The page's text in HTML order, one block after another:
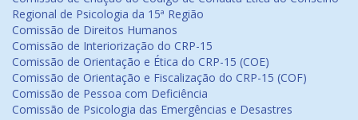
Regional de Psicologia da 15ª Região
Comissão de Direitos Humanos
Comissão de Interiorização do CRP-15
Comissão de Orientação e Ética do CRP-15 (COE)
Comissão de Orientação e Fiscalização do CRP-15 (COF)
Comissão de Pessoa com Deficiência
Comissão de Psicologia das Emergências e Desastres